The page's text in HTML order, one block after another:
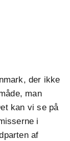
der ikke
man
kan vi se på
i
af